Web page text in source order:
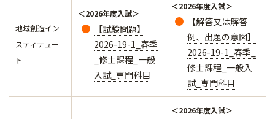
地域創造イン
スティテュー
ト
＜2026年度入試＞
【試験問題】
2026-19-1_春季
_修士課程_一般
入試_専門科目
＜2026年度入試＞
【解答又は解答
例、出題の意図】
2026-19-1_春季_
修士課程_一般入
試_専門科目
＜2026年度入試＞